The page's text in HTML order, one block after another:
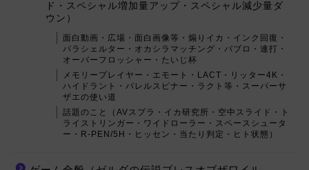
ド・スペシャル増加量アップ・スペシャル減少量ダ
ウン）
面白動画・広場・面白画像等・煽りイカ・インク回復・
パラシェルター・オカシラマッチング・パブロ・連打・
オーバーフロッシャー・たいじ杯
メモリープレイヤー・エモート・LACT・リッター4K・
ハイドラント・バレルスピナー・ラクト等・スーパーサ
ザエの使い道
話題のこと（AVスプラ・イカ研究所・空中スライド・ト
ライストリンガー・ワイドローラー・スペースシュータ
ー・R-PEN/5H・ヒッセン・当たり判定・ヒト状態）